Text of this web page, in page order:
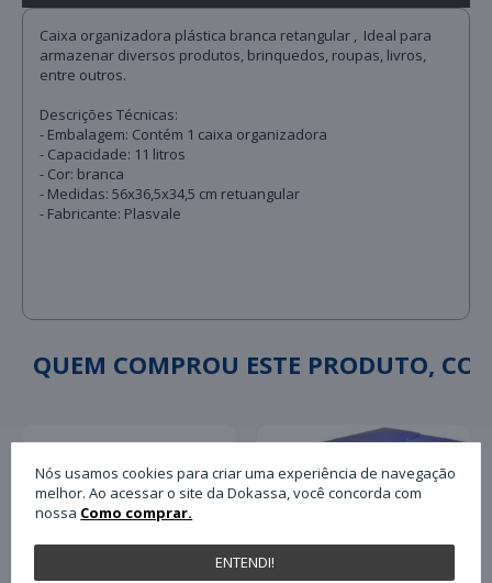
Caixa organizadora plástica branca retangular , Ideal para
armazenar diversos produtos, brinquedos, roupas, livros,
entre outros.
Descrições Técnicas:
- Embalagem: Contém 1 caixa organizadora
- Capacidade: 11 litros
- Cor: branca
- Medidas: 56x36,5x34,5 cm retuangular
- Fabricante: Plasvale
QUEM COMPROU ESTE PRODUTO,
Nós usamos cookies para criar uma experiência de navegação
melhor. Ao acessar o site da Dokassa, você concorda com
nossa Como comprar.
ENTENDI!